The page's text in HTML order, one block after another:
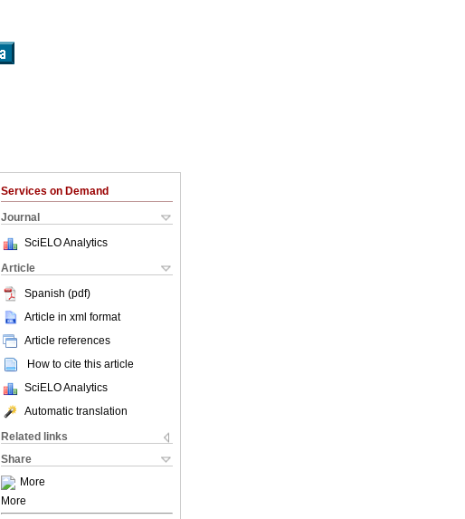
Services on Demand
Journal
SciELO Analytics
Article
Spanish (pdf)
Article in xml format
Article references
How to cite this article
SciELO Analytics
Automatic translation
Related links
Share
More
More